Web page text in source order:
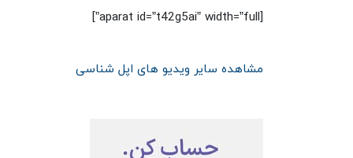
[aparat id=”t42g5ai” width=”full”]
مشاهده سایر ویدیو های اپل شناسی